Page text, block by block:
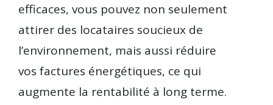
efficaces, vous pouvez non seulement
attirer des locataires soucieux de
l’environnement, mais aussi réduire
vos factures énergétiques, ce qui
augmente la rentabilité à long terme.